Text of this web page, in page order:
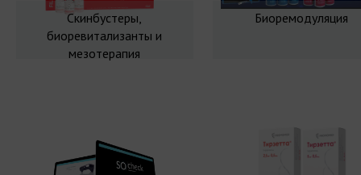
Скинбустеры,
биоревитализанты и
мезотерапия
Биоремодуляция